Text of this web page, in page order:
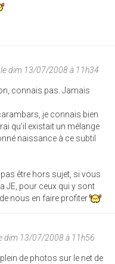
le dim 13/07/2008 à 11h34
connais pas. Jamais
je connais bien
qu'il existait un mélange
naissance à ce subtil
être hors sujet, si vous
JE, pour ceux qui y sont
nous en faire profiter
dim 13/07/2008 à 11h56
de photos sur le net de